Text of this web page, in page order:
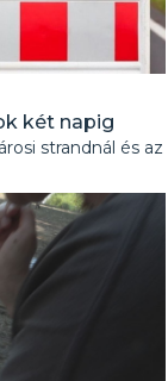
két napig
strandnál és az